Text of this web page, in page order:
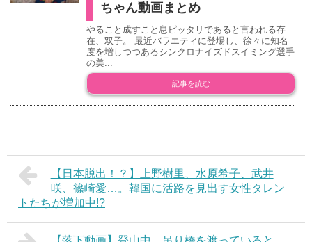
ちゃん動画まとめ
やること成すこと息ピッタリであると言われる存
在、双子。 最近バラエティに登場し、徐々に知名
度を増しつつあるシンクロナイズドスイミング選手
の美...
記事を読む
【日本脱出！？】上野樹里、水原希子、武井
咲、篠崎愛…。韓国に活路を見出す女性タレン
トたちが増加中!?